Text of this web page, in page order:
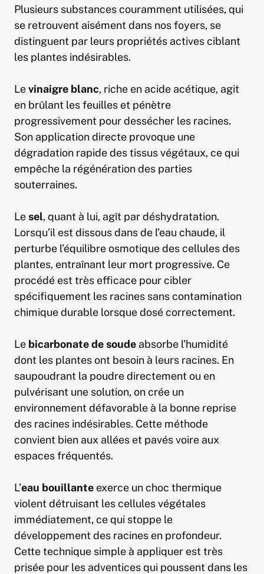
Plusieurs substances couramment utilisées, qui
se retrouvent aisément dans nos foyers, se
distinguent par leurs propriétés actives ciblant
les plantes indésirables.
Levinaigre blanc, riche en acide acétique, agit
en brûlant les feuilles et pénètre
progressivement pour dessécher les racines.
Son application directe provoque une
dégradation rapide des tissus végétaux, ce qui
empêche la régénération des parties
souterraines.
Lesel, quant à lui, agît par déshydratation.
Lorsqu’il est dissous dans de l’eau chaude, il
perturbe l’équilibre osmotique des cellules des
plantes, entraînant leur mort progressive. Ce
procédé est très efficace pour cibler
spécifiquement les racines sans contamination
chimique durable lorsque dosé correctement.
Le bicarbonate de soude absorbe l’humidité
dont les plantes ont besoin à leurs racines. En
saupoudrant la poudre directement ou en
pulvérisant une solution, on crée un
environnement défavorable à la bonne reprise
des racines indésirables. Cette méthode
convient bien aux allées et pavés voire aux
espaces fréquentés.
L’eau bouillante exerce un choc thermique
violent détruisant les cellules végétales
immédiatement, ce qui stoppe le
développement des racines en profondeur.
Cette technique simple à appliquer est très
prisée pour les adventices qui poussent dans les